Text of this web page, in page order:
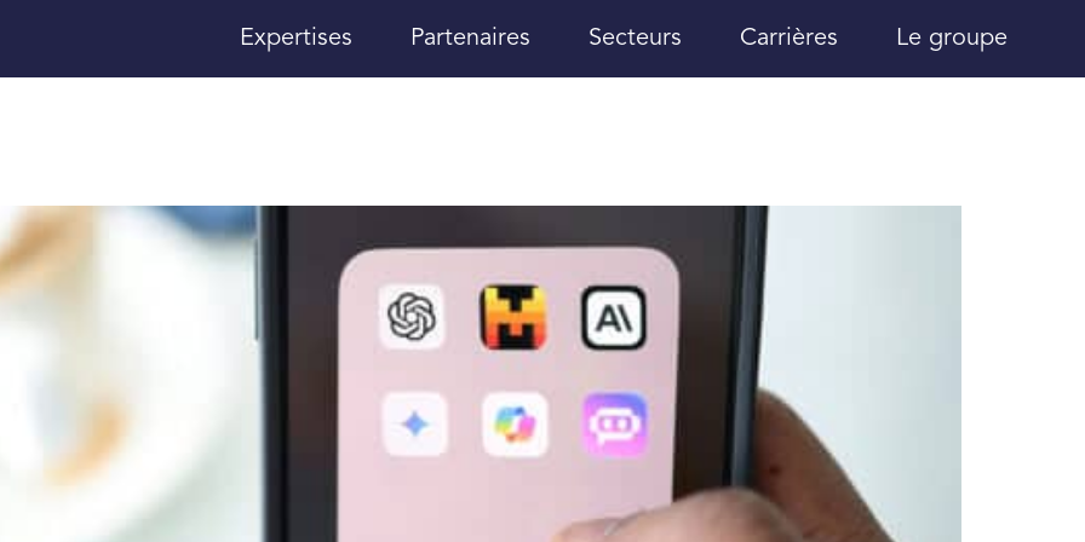
Expertises Partenaires Secteurs Carrières Le groupe